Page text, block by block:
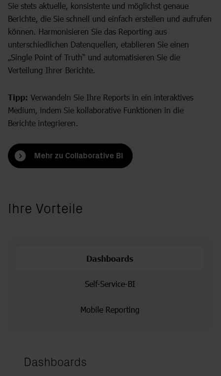
Sie stets aktuelle, konsistente und möglichst genaue
Berichte, die Sie schnell und einfach erstellen und aufrufen
können. Harmonisieren Sie das Reporting aus
unterschiedlichen Datenquellen, etablieren Sie einen
„Single Point of Truth“ und automatisieren Sie die
Verteilung Ihrer Berichte.
Tipp: Verwandeln Sie Ihre Reports in ein interaktives
Medium, indem Sie kollaborative Funktionen in die
Berichte integrieren.
Mehr zu Collaborative BI
Ihre Vorteile
Dashboards
Self-Service-BI
Mobile Reporting
Dashboards